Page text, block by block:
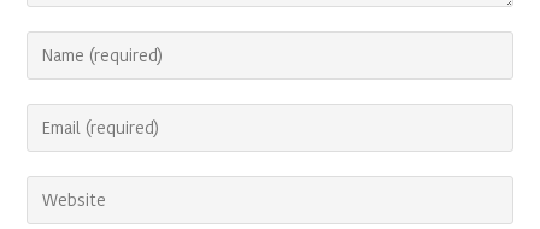
your
username
comment
your
address
your